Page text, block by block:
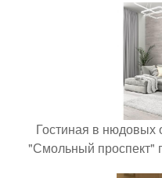
Гостиная в нюдовых
"Смольный проспект"